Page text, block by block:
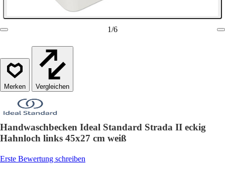
1/6
Vergleichen
Handwaschbecken Ideal Standard Strada II eckig
Hahnloch links 45x27 cm weiß
Erste Bewertung schreiben